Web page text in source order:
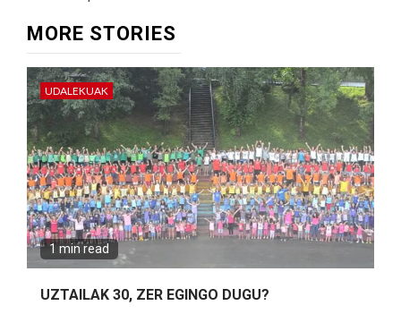
MORE STORIES
UDALEKUAK
1 min read
UZTAILAK 30, ZER EGINGO DUGU?